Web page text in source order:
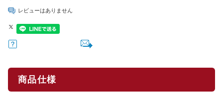
レビューはありません
商品仕様